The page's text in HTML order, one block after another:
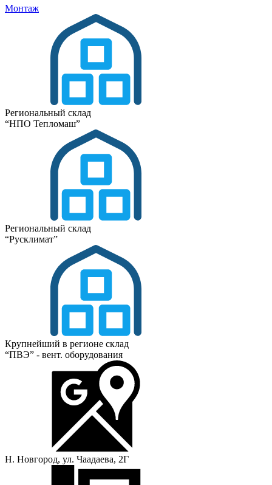
Монтаж
Региональный склад
“НПО Тепломаш”
Региональный склад
“Русклимат”
Крупнейший в регионе склад
“ПВЭ” - вент. оборудования
Н. Новгород, ул. Чаадаева, 2Г